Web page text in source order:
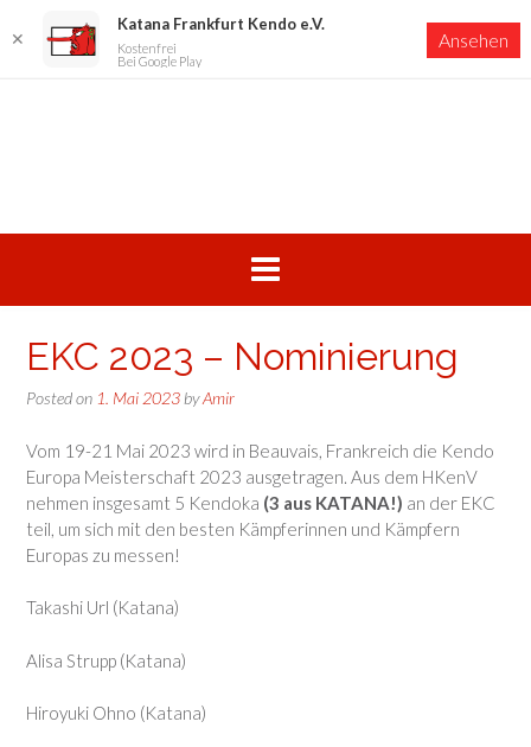
EKC 2023 – Nominierung
Posted on 1. Mai 2023 byAmir
Vom 19-21 Mai 2023 wird in Beauvais, Frankreich die Kendo
Europa Meisterschaft 2023 ausgetragen. Aus dem HKenV
nehmen insgesamt 5 Kendoka (3 aus KATANA!) an der EKC
teil, um sich mit den besten Kämpferinnen und Kämpfern
Europas zu messen!
Takashi Url (Katana)
Alisa Strupp (Katana)
Hiroyuki Ohno (Katana)
✕
Katana Frankfurt Kendo e.V.
Kostenfrei
Bei Google Play
Ansehen